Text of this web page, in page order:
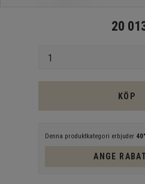
20
KÖP
Denna produktkategori erbjuder
ANGE